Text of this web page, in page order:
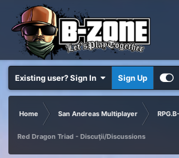
Existing user? Sign In Sign Up
Home San Andreas Multiplayer
Red Dragon Triad - Discuţii/Discussions